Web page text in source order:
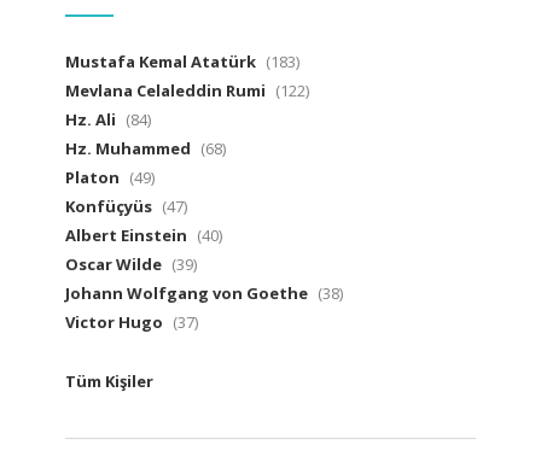
Mustafa Kemal Atatürk (183)
Mevlana Celaleddin Rumi (122)
Hz. Ali (84)
Hz. Muhammed (68)
Platon (49)
Konfüçyüs (47)
Albert Einstein (40)
Oscar Wilde (39)
Johann Wolfgang von Goethe (38)
Victor Hugo (37)
Tüm Kişiler